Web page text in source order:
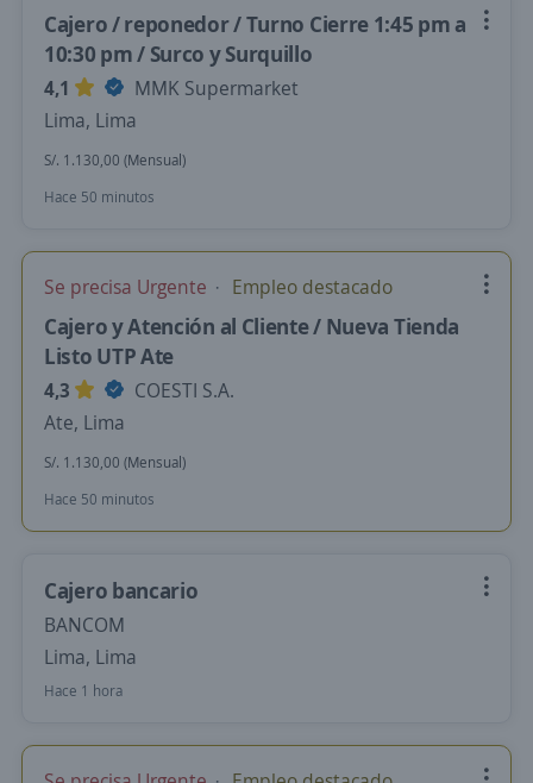
Cajero / reponedor / Turno Cierre 1:45 pm a
10:30 pm / Surco y Surquillo
4,1
MMK Supermarket
Lima, Lima
S/. 1.130,00 (Mensual)
Hace 50 minutos
Se precisa Urgente Empleo destacado
Cajero y Atención al Cliente / Nueva Tienda
Listo UTP Ate
4,3
COESTI S.A.
Ate, Lima
S/. 1.130,00 (Mensual)
Hace 50 minutos
Cajero bancario
BANCOM
Lima, Lima
Hace 1 hora